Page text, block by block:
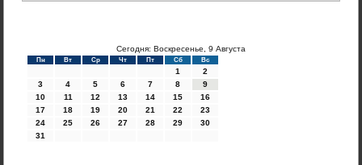
Сегодня: Воскресенье, 9 Августа
Пн Вт Ср Чт Пт Сб Вс
1
2
3
4 5 6 7 8
9
10
11 12 13 14 15
16
17
18 19 20 21 22
23
24
25 26 27 28 29
30
31